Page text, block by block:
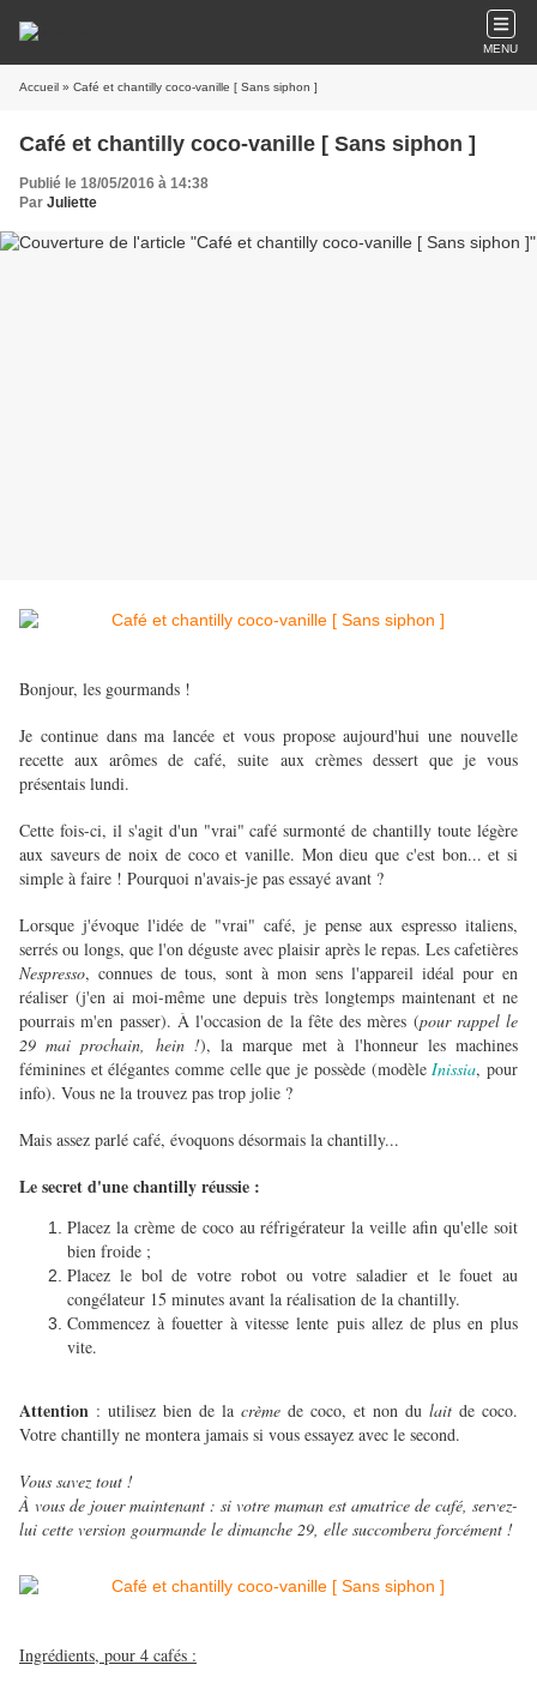
MENU
Accueil » Café et chantilly coco-vanille [ Sans siphon ]
Café et chantilly coco-vanille [ Sans siphon ]
Publié le 18/05/2016 à 14:38
Par Juliette
Bonjour, les gourmands !
Je continue dans ma lancée et vous propose aujourd'hui une nouvelle
recette aux arômes de café, suite aux crèmes dessert que je vous
présentais lundi.
Cette fois-ci, il s'agit d'un "vrai" café surmonté de chantilly toute légère
aux saveurs de noix de coco et vanille. Mon dieu que c'est bon... et si
simple à faire ! Pourquoi n'avais-je pas essayé avant ?
Lorsque j'évoque l'idée de "vrai" café, je pense aux espresso italiens,
serrés ou longs, que l'on déguste avec plaisir après le repas. Les cafetières
Nespresso, connues de tous, sont à mon sens l'appareil idéal pour en
réaliser (j'en ai moi-même une depuis très longtemps maintenant et ne
pourrais m'en passer). À l'occasion de la fête des mères (pour rappel le
29 mai prochain, hein !), la marque met à l'honneur les machines
féminines et élégantes comme celle que je possède (modèleInissia, pour
info). Vous ne la trouvez pas trop jolie ?
Mais assez parlé café, évoquons désormais la chantilly...
Le secret d'une chantilly réussie :
Placez la crème de coco au réfrigérateur la veille afin qu'elle soit
bien froide ;
Placez le bol de votre robot ou votre saladier et le fouet au
congélateur 15 minutes avant la réalisation de la chantilly.
Commencez à fouetter à vitesse lente puis allez de plus en plus
vite.
Attention : utilisez bien de la crème de coco, et non du lait de coco.
Votre chantilly ne montera jamais si vous essayez avec le second.
Vous savez tout !
À vous de jouer maintenant : si votre maman est amatrice de café, servez-
lui cette version gourmande le dimanche 29, elle succombera forcément !
Ingrédients, pour 4 cafés :